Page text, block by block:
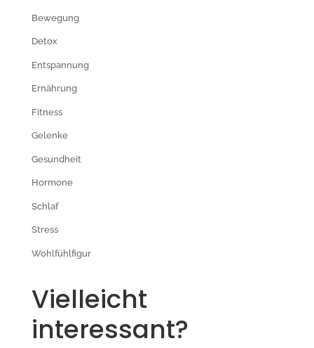
Bewegung
Detox
Entspannung
Ernährung
Fitness
Gelenke
Gesundheit
Hormone
Schlaf
Stress
Wohlfühlfigur
Vielleicht
interessant?